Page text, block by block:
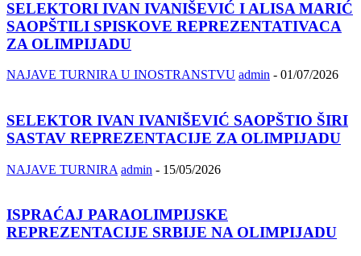
SELEKTORI IVAN IVANIŠEVIĆ I ALISA MARIĆ
SAOPŠTILI SPISKOVE REPREZENTATIVACA
ZA OLIMPIJADU
NAJAVE TURNIRA U INOSTRANSTVU admin - 01/07/2026
SELEKTOR IVAN IVANIŠEVIĆ SAOPŠTIO ŠIRI
SASTAV REPREZENTACIJE ZA OLIMPIJADU
NAJAVE TURNIRA admin - 15/05/2026
ISPRAĆAJ PARAOLIMPIJSKE
REPREZENTACIJE SRBIJE NA OLIMPIJADU